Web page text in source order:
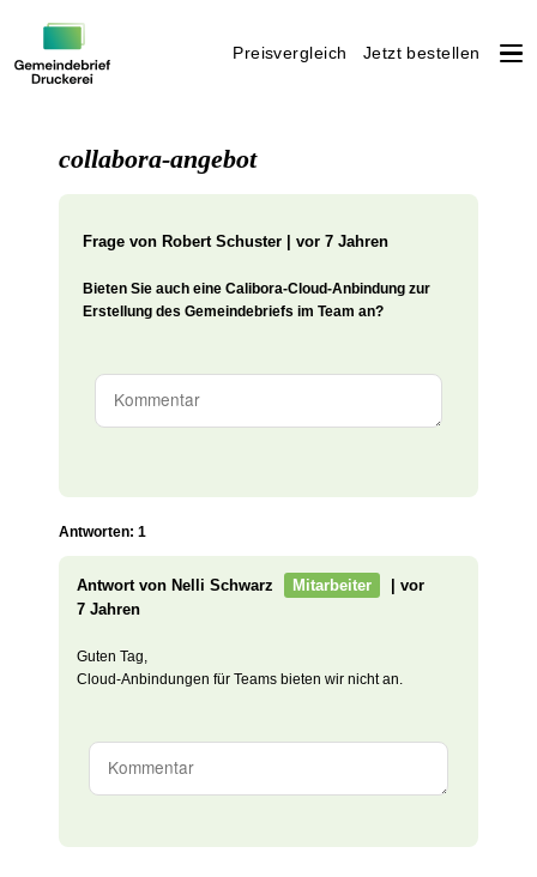
Preisvergleich Jetzt bestellen
collabora-angebot
Frage von Robert Schuster | vor 7 Jahren
Bieten Sie auch eine Calibora-Cloud-Anbindung zur
Erstellung des Gemeindebriefs im Team an?
Antworten: 1
Antwort von Nelli Schwarz Mitarbeiter
| vor
7 Jahren
Guten Tag,
Cloud-Anbindungen für Teams bieten wir nicht an.